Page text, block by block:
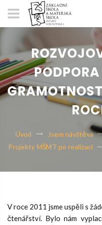
Úvod Jsem návštěva
Projekty MŠMT po realizaci
V roce 2011 jsme uspěli s
čtenářství. Bylo nám